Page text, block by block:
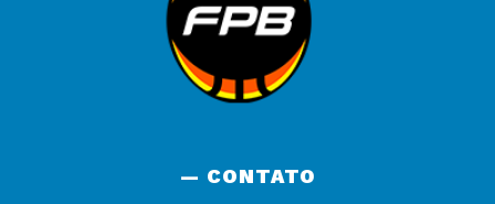
— CONTATO